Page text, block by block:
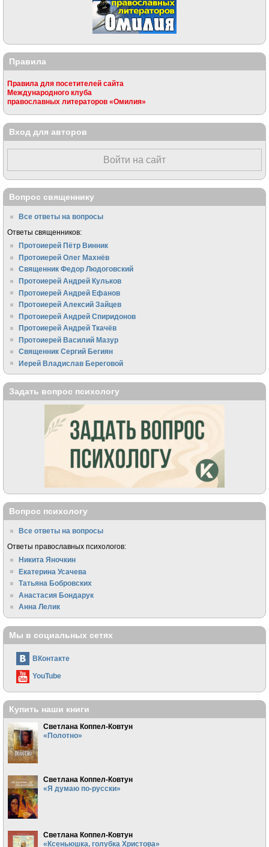
Правила
Правила для посетителей сайта
Международного клуба
православных литераторов «Омилия»
Вход для авторов
Войти на сайт
Вопрос священнику
Все ответы на вопросы
Ответы священников:
Протоиерей Пётр Винник
Протоиерей Олег Махнёв
Священник Федор Людоговский
Протоиерей Андрей Кульков
Протоиерей Андрей Ефанов
Протоиерей Алексий Зайцев
Протоиерей Андрей Спиридонов
Протоиерей Андрей Ткачёв
Протоиерей Василий Мазур
Священник Сергий Бегиян
Иерей Владислав Береговой
Задать вопрос психологу
Вопрос психологу
Все ответы на вопросы
Ответы православных психологов:
Никита Яночкин
Екатерина Усачева
Татьяна Бобровских
Анастасия Бондарук
Анна Лелик
Мы в социальных сетях
ВКонтакте
YouTube
Купить наши книги
Светлана Коппел-Ковтун
«Полотно»
Светлана Коппел-Ковтун
«Я думаю по-русски»
Светлана Коппел-Ковтун
«Ксеньюшка, голубка Христова»